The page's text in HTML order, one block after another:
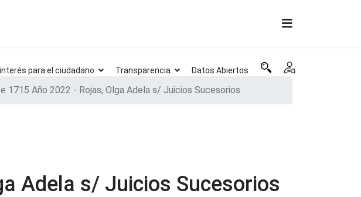
interés para el ciudadano Transparencia Datos Abiertos
1715 Año 2022 - Rojas, Olga Adela s/ Juicios Sucesorios
Adela s/ Juicios Sucesorios